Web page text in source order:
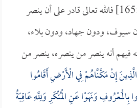
[آل عمران:165] فالله تعالى قادر على أن ينصر
سيوف، ودون جهاد، ودون بلاء،
أنه ينصر من ينصره، ينصر من
الَّذِينَ إِنْ مَكَّنَّاهُمْ فِي الْأَرْضِ أَقَامُوا
بِالْمَعْرُوفِ وَنَهَوْا عَنِ الْمُنْكَرِ وَلِلَّهِ عَاقِبَةُ